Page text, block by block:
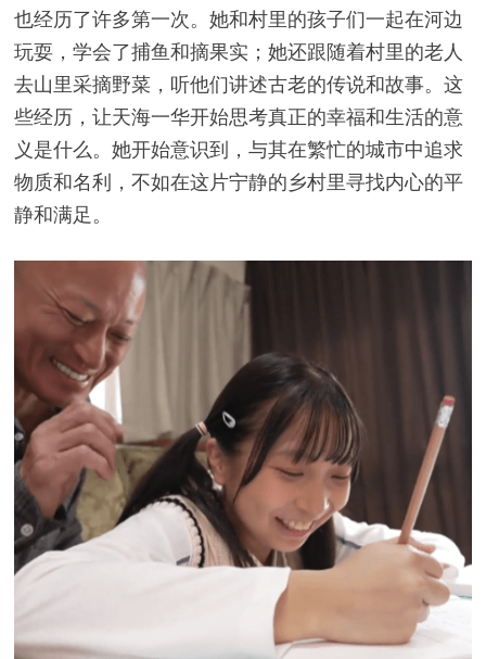
也经历了许多第一次。她和村里的孩子们一起在河边
玩耍，学会了捕鱼和摘果实；她还跟随着村里的老人
去山里采摘野菜，听他们讲述古老的传说和故事。这
些经历，让天海一华开始思考真正的幸福和生活的意
义是什么。她开始意识到，与其在繁忙的城市中追求
物质和名利，不如在这片宁静的乡村里寻找内心的平
静和满足。